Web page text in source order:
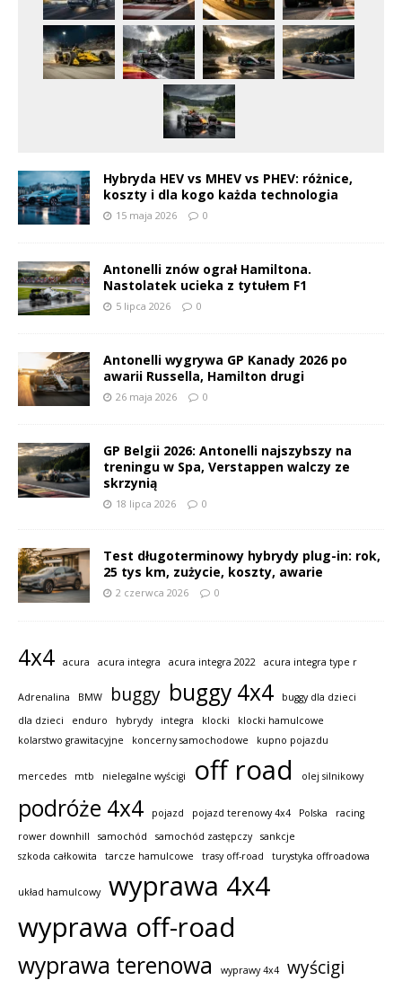
Hybryda HEV vs MHEV vs PHEV: różnice,
koszty i dla kogo każda technologia
15 maja 2026 0
Antonelli znów ograł Hamiltona.
Nastolatek ucieka z tytułem F1
5 lipca 2026 0
Antonelli wygrywa GP Kanady 2026 po
awarii Russella, Hamilton drugi
26 maja 2026 0
GP Belgii 2026: Antonelli najszybszy na
treningu w Spa, Verstappen walczy ze
skrzynią
18 lipca 2026 0
Test długoterminowy hybrydy plug-in: rok,
25 tys km, zużycie, koszty, awarie
2 czerwca 2026 0
4x4 acura acura integra acura integra 2022 acura integra type r
Adrenalina BMW buggy buggy 4x4
buggy dla dzieci
dla dzieci
enduro hybrydy integra klocki
klocki hamulcowe
kolarstwo grawitacyjne
koncerny samochodowe kupno pojazdu
mercedes mtb nielegalne wyścigi off road olej silnikowy
podróże 4x4 pojazd pojazd terenowy 4x4 Polska
racing
rower downhill
samochód samochód zastępczy
sankcje
szkoda całkowita
tarcze hamulcowe trasy off-road turystyka offroadowa
układ hamulcowy
wyprawa 4x4
wyprawa off-road
wyprawa terenowa wyprawy 4x4
wyścigi